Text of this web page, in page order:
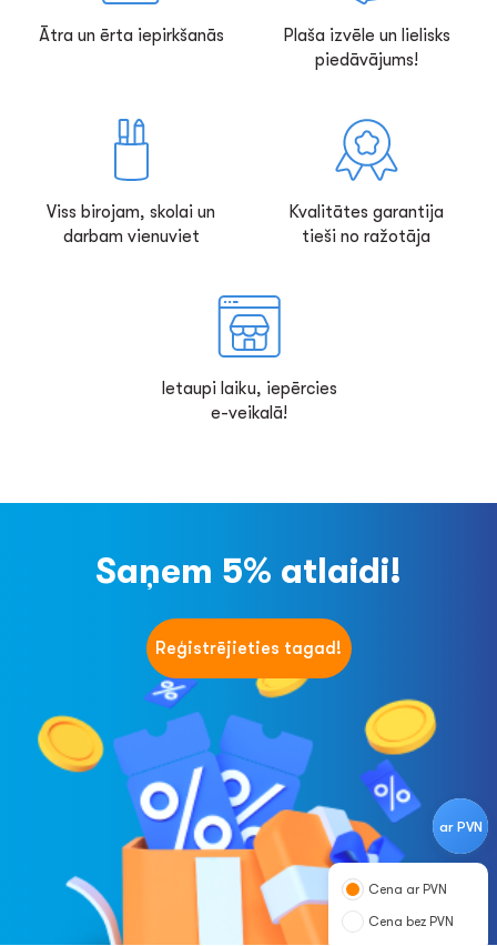
ar PVN
Cena ar PVN
Cena bez PVN
Ātra un ērta iepirkšanās
Plaša izvēle un lielisks
piedāvājums!
Viss birojam, skolai un
darbam vienuviet
Kvalitātes garantija
tieši no ražotāja
Ietaupi laiku, iepērcies
e-veikalā!
Saņem 5% atlaidi!
Reģistrējieties tagad!